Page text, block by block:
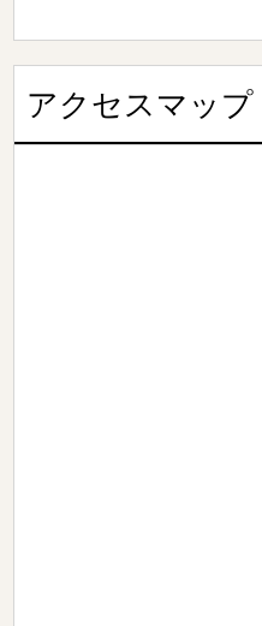
アクセスマップ